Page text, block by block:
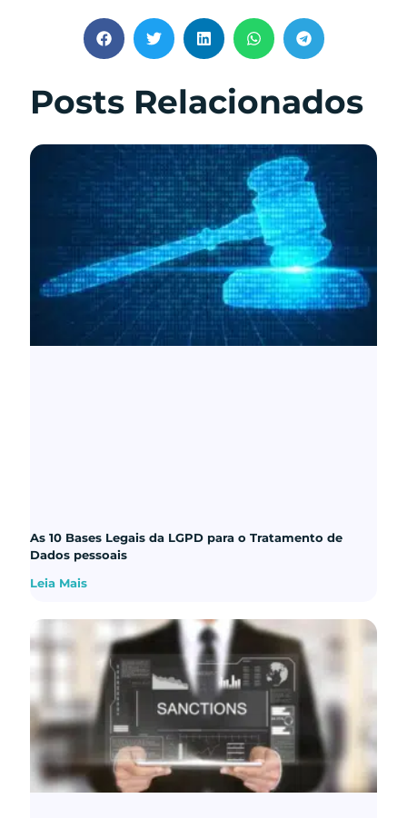
Posts Relacionados
As 10 Bases Legais da LGPD para o Tratamento de
Dados pessoais
Leia Mais